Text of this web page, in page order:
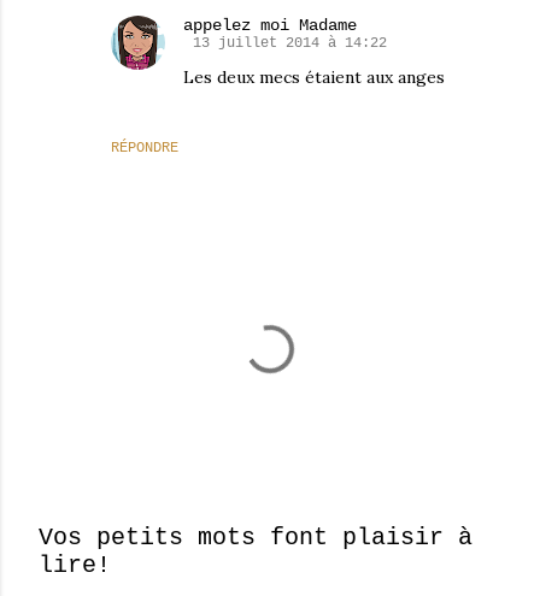
RÉPONDRE
appelez moi Madame
13 juillet 2014 à 14:22
Les deux mecs étaient aux anges
E
Vos petits mots font plaisir à
lire!